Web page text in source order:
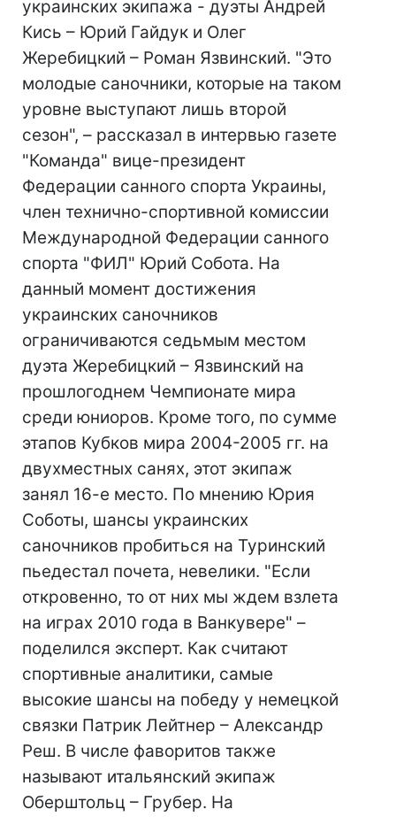
украинских экипажа - дуэты Андрей
Кись – Юрий Гайдук и Олег
Жеребицкий – Роман Язвинский. "Это
молодые саночники, которые на таком
уровне выступают лишь второй
сезон", – рассказал в интервью газете
"Команда" вице-президент
Федерации санного спорта Украины,
член технично-спортивной комиссии
Международной Федерации санного
спорта "ФИЛ" Юрий Собота. На
данный момент достижения
украинских саночников
ограничиваются седьмым местом
дуэта Жеребицкий – Язвинский на
прошлогоднем Чемпионате мира
среди юниоров. Кроме того, по сумме
этапов Кубков мира 2004-2005 гг. на
двухместных санях, этот экипаж
занял 16-е место. По мнению Юрия
Соботы, шансы украинских
саночников пробиться на Туринский
пьедестал почета, невелики. "Если
откровенно, то от них мы ждем взлета
на играх 2010 года в Ванкувере" –
поделился эксперт. Как считают
спортивные аналитики, самые
высокие шансы на победу у немецкой
связки Патрик Лейтнер – Александр
Реш. В числе фаворитов также
называют итальянский экипаж
Оберштольц – Грубер. На